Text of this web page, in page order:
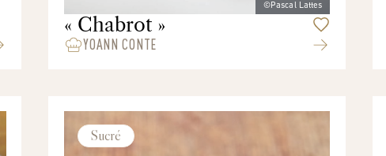
©Pascal Lattes
« Chabrot »
YOANN CONTE
Sucré